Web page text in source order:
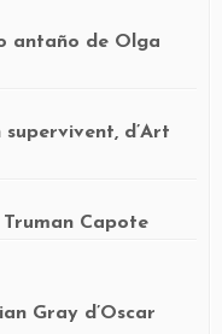
antaño de Olga
supervivent, d’Art
Capote
Gray d’Oscar